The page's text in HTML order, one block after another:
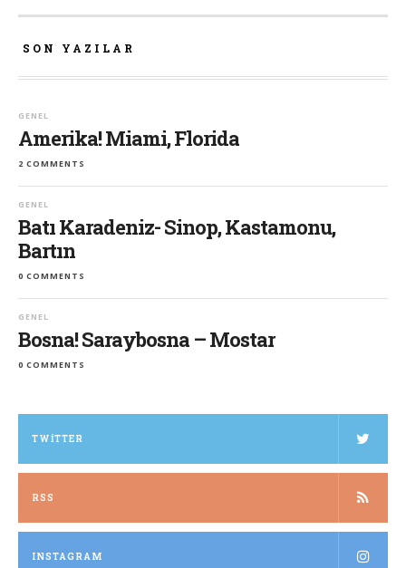
SON YAZILAR
GENEL
Amerika! Miami, Florida
2 COMMENTS
GENEL
Batı Karadeniz- Sinop, Kastamonu,
Bartın
0 COMMENTS
GENEL
Bosna! Saraybosna – Mostar
0 COMMENTS
TWITTER
RSS
INSTAGRAM